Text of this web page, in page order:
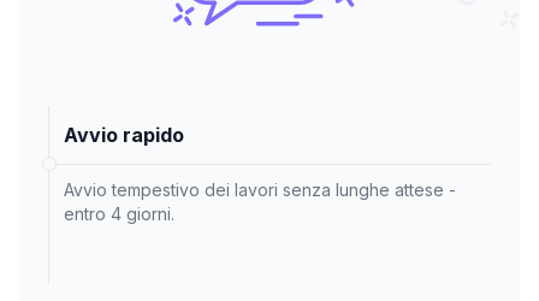
Avvio rapido
Avvio tempestivo dei lavori senza lunghe attese -
entro 4 giorni.